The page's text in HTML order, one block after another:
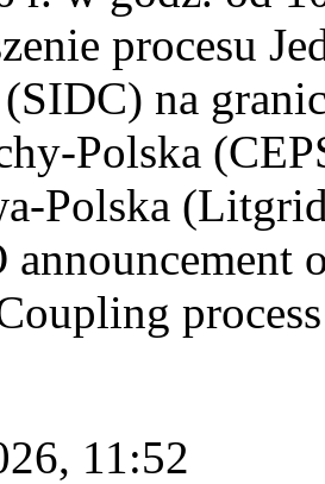
procesu
na
Polska
Polska
announcement
11:52